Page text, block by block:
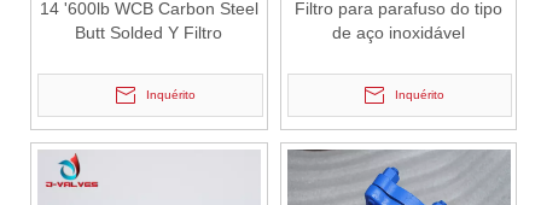
2026-06-26
14 '600lb WCB Carbon Steel
Butt Solded Y Filtro
Inquérito
Filtro para parafuso do tipo
de aço inoxidável
Inquérito